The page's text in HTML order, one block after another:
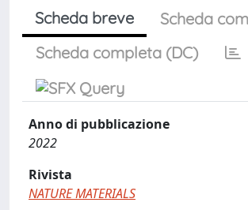
Scheda breve
Scheda
Scheda completa (DC)
Anno di pubblicazione
2022
Rivista
NATURE MATERIALS